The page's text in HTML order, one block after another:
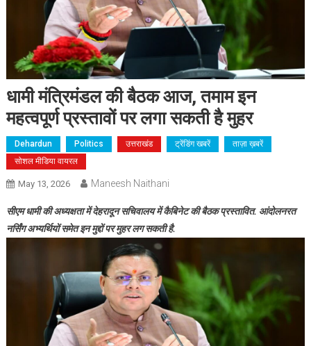
धामी मंत्रिमंडल की बैठक आज, तमाम इन
महत्वपूर्ण प्रस्तावों पर लगा सकती है मुहर
Dehardun Politics उत्तराखंड ट्रेंडिंग खबरें
ताज़ा ख़बरें
सोशल मीडिया वायरल
May 13, 2026 Maneesh Naithani
सीएम धामी की अध्यक्षता में देहरादून सचिवालय में कैबिनेट की बैठक प्रस्तावित. आंदोलनरत
नर्सिंग अभ्यर्थियों समेत इन मुद्दों पर मुहर लग सकती है.